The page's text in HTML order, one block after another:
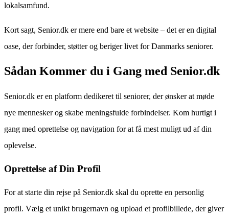
lokalsamfund.
Kort sagt, Senior.dk er mere end bare et website – det er en digital
oase, der forbinder, støtter og beriger livet for Danmarks seniorer.
Sådan Kommer du i Gang med Senior.dk
Senior.dk er en platform dedikeret til seniorer, der ønsker at møde
nye mennesker og skabe meningsfulde forbindelser. Kom hurtigt i
gang med oprettelse og navigation for at få mest muligt ud af din
oplevelse.
Oprettelse af Din Profil
For at starte din rejse på Senior.dk skal du oprette en personlig
profil. Vælg et unikt brugernavn og upload et profilbillede, der giver